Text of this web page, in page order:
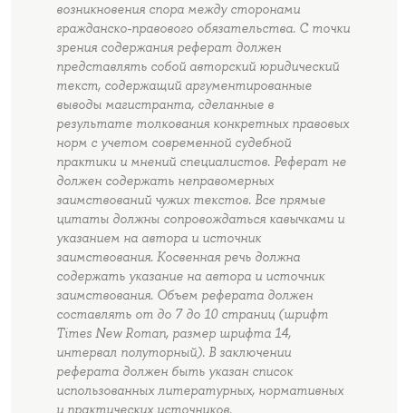
возникновения спора между сторонами
гражданско-правового обязательства. С точки
зрения содержания реферат должен
представлять собой авторский юридический
текст, содержащий аргументированные
выводы магистранта, сделанные в
результате толкования конкретных правовых
норм с учетом современной судебной
практики и мнений специалистов. Реферат не
должен содержать неправомерных
заимствований чужих текстов. Все прямые
цитаты должны сопровождаться кавычками и
указанием на автора и источник
заимствования. Косвенная речь должна
содержать указание на автора и источник
заимствования. Объем реферата должен
составлять от до 7 до 10 страниц (шрифт
Times New Roman, размер шрифта 14,
интервал полуторный). В заключении
реферата должен быть указан список
использованных литературных, нормативных
и практических источников.